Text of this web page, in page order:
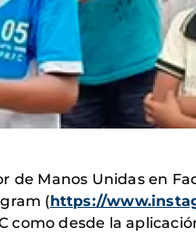
de Manos Unidas en
(https://
como desde la